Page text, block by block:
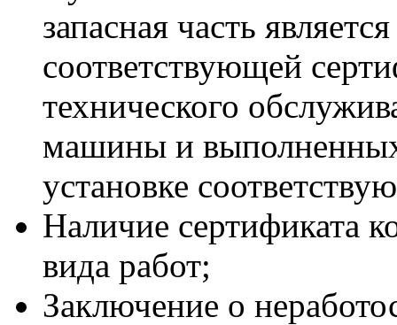
запасная часть
соответствующей
технического
машины и
установке
Наличие сертификата
вида работ;
Заключение о